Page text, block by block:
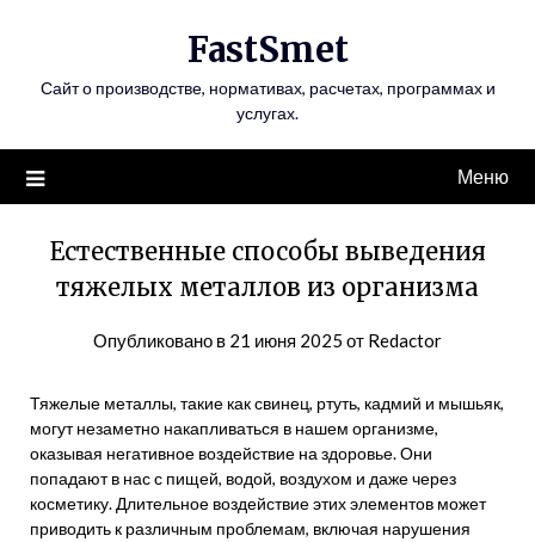
FastSmet
Сайт о производстве, нормативах, расчетах, программах и
услугах.
Меню
Естественные способы выведения
тяжелых металлов из организма
Опубликовано в 21 июня 2025 от Redactor
Тяжелые металлы, такие как свинец, ртуть, кадмий и мышьяк,
могут незаметно накапливаться в нашем организме,
оказывая негативное воздействие на здоровье. Они
попадают в нас с пищей, водой, воздухом и даже через
косметику. Длительное воздействие этих элементов может
приводить к различным проблемам, включая нарушения